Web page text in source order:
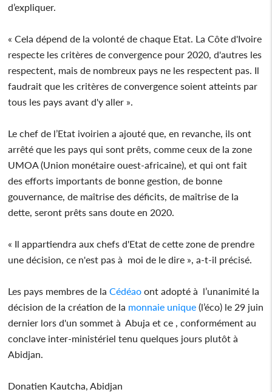
d’expliquer.
« Cela dépend de la volonté de chaque Etat. La Côte d'Ivoire
respecte les critères de convergence pour 2020, d'autres les
respectent, mais de nombreux pays ne les respectent pas. Il
faudrait que les critères de convergence soient atteints par
tous les pays avant d'y aller ».
Le chef de l’Etat ivoirien a ajouté que, en revanche, ils ont
arrêté que les pays qui sont prêts, comme ceux de la zone
UMOA (Union monétaire ouest-africaine), et qui ont fait
des efforts importants de bonne gestion, de bonne
gouvernance, de maîtrise des déficits, de maîtrise de la
dette, seront prêts sans doute en 2020.
« Il appartiendra aux chefs d'Etat de cette zone de prendre
une décision, ce n'est pas à moi de le dire », a-t-il précisé.
Les pays membres de laCédéao ont adopté à l’unanimité la
décision de la création de la monnaie unique (l’éco) le 29 juin
dernier lors d'un sommet à Abuja et ce , conformément au
conclave inter-ministériel tenu quelques jours plutôt à
Abidjan.
Donatien Kautcha, Abidjan